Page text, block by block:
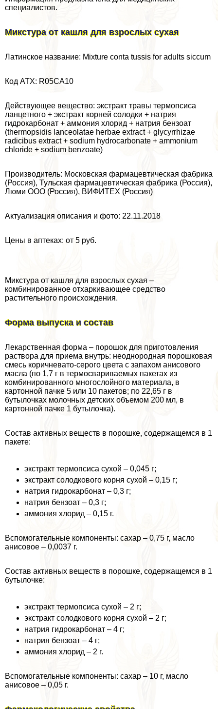
специалистов.
Микстура от кашля для взрослых сухая
Латинское название: Mixture conta tussis for adults siccum
Код ATX: R05CA10
Действующее вещество: экстpaкт травы термопсиса
ланцетного + экстpaкт корней солодки + натрия
гидрокарбонат + аммония хлорид + натрия бензоат
(thermopsidis lanceolatae herbae extract + glycyrrhizae
radicibus extract + sodium hydrocarbonate + ammonium
chloride + sodium benzoate)
Производитель: Московская фармацевтическая фабрика
(Россия), Тульская фармацевтическая фабрика (Россия),
Люми ООО (Россия), ВИФИТЕХ (Россия)
Актуализация описания и фото: 22.11.2018
Цены в аптеках: от 5 руб.
Микстура от кашля для взрослых сухая –
комбинированное отхаркивающее средство
растительного происхождения.
Форма выпуска и состав
Лекарственная форма – порошок для приготовления
раствора для приема внутрь: неоднородная порошковая
смесь коричневато-серого цвета с запахом анисового
масла (по 1,7 г в термосвариваемых пакетах из
комбинированного многослойного материала, в
картонной пачке 5 или 10 пакетов; по 22,65 г в
бутылочках молочных детских объемом 200 мл, в
картонной пачке 1 бутылочка).
Состав активных веществ в порошке, содержащемся в 1
пакете:
экстpaкт термопсиса сухой – 0,045 г;
экстpaкт солодкового корня сухой – 0,15 г;
натрия гидрокарбонат – 0,3 г;
натрия бензоат – 0,3 г;
аммония хлорид – 0,15 г.
Вспомогательные компоненты: сахар – 0,75 г, масло
анисовое – 0,0037 г.
Состав активных веществ в порошке, содержащемся в 1
бутылочке:
экстpaкт термопсиса сухой – 2 г;
экстpaкт солодкового корня сухой – 2 г;
натрия гидрокарбонат – 4 г;
натрия бензоат – 4 г;
аммония хлорид – 2 г.
Вспомогательные компоненты: сахар – 10 г, масло
анисовое – 0,05 г.